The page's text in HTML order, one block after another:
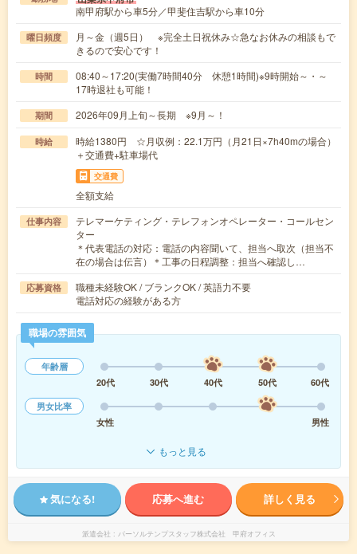
南甲府駅から車5分／甲斐住吉駅から車10分
曜日頻度
月～金（週5日） ※完全土日祝休み☆急なお休みの相談もで
きるので安心です！
時間
08:40～17:20(実働7時間40分 休憩1時間)※9時開始～・～
17時退社も可能！
期間 2026年09月上旬～長期 ※9月～！
時給
時給1380円 ☆月収例：22.1万円（月21日×7h40mの場合）
＋交通費+駐車場代
交通費
全額支給
仕事内容
テレマーケティング・テレフォンオペレーター・コールセン
ター
＊代表電話の対応：電話の内容聞いて、担当へ取次（担当不
在の場合は伝言）＊工事の日程調整：担当へ確認し…
応募資格
職種未経験OK / ブランクOK / 英語力不要
電話対応の経験がある方
職場の雰囲気
年齢層
20代
30代 40代 50代
60代
男女比率
女性
男性
もっと見る
気になる! 応募へ進む 詳しく見る
派遣会社 パーソルテンプスタッフ株式会社 甲府オフィス